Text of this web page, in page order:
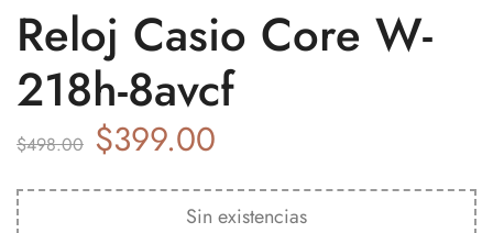
Reloj Casio Core W-
218h-8avcf
$498.00 $399.00
Sin existencias